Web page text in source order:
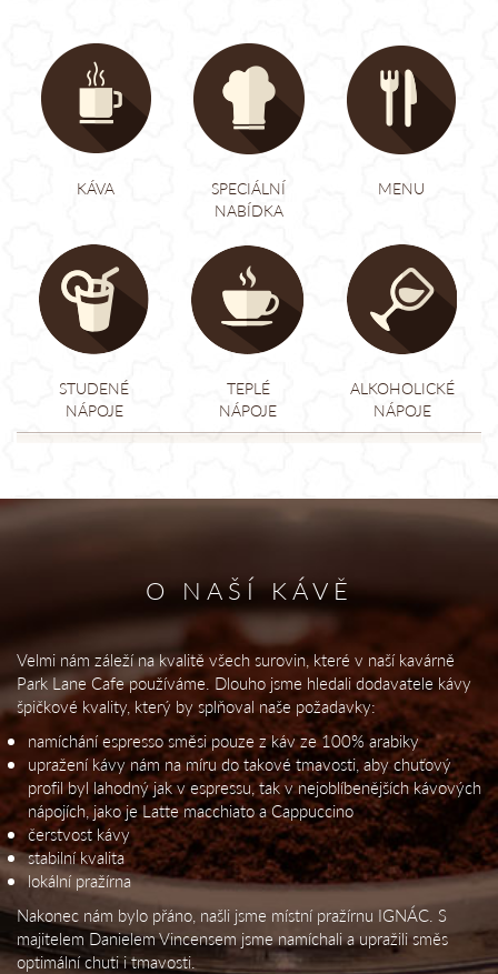
KÁVA
SPECIÁLNÍ
NABÍDKA
MENU
STUDENÉ
NÁPOJE
TEPLÉ
NÁPOJE
ALKOHOLICKÉ
NÁPOJE
O NAŠÍ KÁVĚ
Velmi nám záleží na kvalitě všech surovin, které v naší kavárně
Park Lane Cafe používáme. Dlouho jsme hledali dodavatele kávy
špičkové kvality, který by splňoval naše požadavky:
namíchání espresso směsi pouze z káv ze 100% arabiky
upražení kávy nám na míru do takové tmavosti, aby chuťový
profil byl lahodný jak v espressu, tak v nejoblíbenějších kávových
nápojích, jako je Latte macchiato a Cappuccino
čerstvost kávy
stabilní kvalita
lokální pražírna
Nakonec nám bylo přáno, našli jsme místní pražírnu IGNÁC. S
majitelem Danielem Vincensem jsme namíchali a upražili směs
optimální chuti i tmavosti.